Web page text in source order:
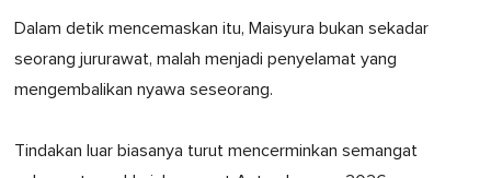
Dalam detik mencemaskan itu, Maisyura bukan sekadar
seorang jururawat, malah menjadi penyelamat yang
mengembalikan nyawa seseorang.
Tindakan luar biasanya turut mencerminkan semangat